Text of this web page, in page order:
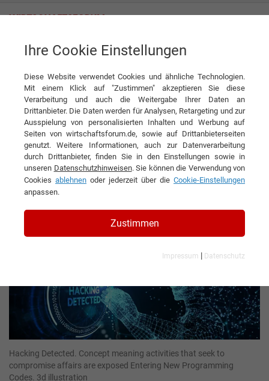
Empalis Consulting GmbH
kostenfreie Anmeldung!
News Empalis Consulting GmbH
DIESEN ARTIKEL EMPFEHLEN
WebKo Ransomware-sichere
Backups: KI-gestütztes Malware
Scanning - kostenfreie
Hacking Detected. Concept meaning activities that seek to
compromise affairs are exposed Entering New Programming
Codes. 3d illustration
Ihre Cookie Einstellungen
Diese Website verwendet Cookies und ähnliche Technologien.
Mit einem Klick auf "Zustimmen" akzeptieren Sie diese
Verarbeitung und auch die Weitergabe Ihrer Daten an
Drittanbieter. Die Daten werden für Analysen, Retargeting und zur
Ausspielung von personalisierten Inhalten und Werbung auf
Seiten von wirtschaftsforum.de, sowie auf Drittanbieterseiten
genutzt. Weitere Informationen, auch zur Datenverarbeitung
durch Drittanbieter, finden Sie in den Einstellungen sowie in
unseren Datenschutzhinweisen. Sie können die Verwendung von
Cookies ablehnen oder jederzeit über die Cookie-Einstellungen
anpassen.
Zustimmen
Impressum | Datenschutz